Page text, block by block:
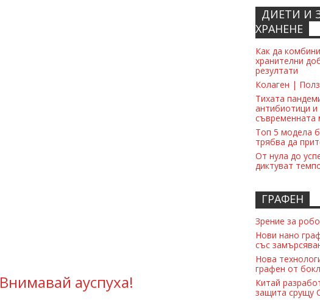
Внимавай ауспуха!
Recent Comments
ДИЕТИ И
ХРАНЕНЕ
Как да
хранителни
резултати
Колаген |
Тихата
антибиотици
съвременната
Топ 5 модела
трябва да
От нула до
диктуват
ГРАФЕН
Зрение за
Нови нано
със
Нова
графен от
Китай
защита срущу